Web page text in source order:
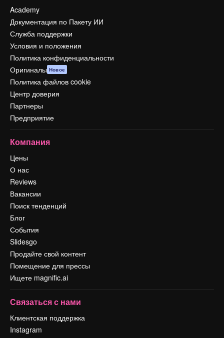
Academy
Документация по Пакету ИИ
Служба поддержки
Условия и положения
Политика конфиденциальности
Оригиналы Новое
Политика файлов cookie
Центр доверия
Партнеры
Предприятие
Компания
Цены
О нас
Reviews
Вакансии
Поиск тенденций
Блог
События
Slidesgo
Продайте свой контент
Помещение для прессы
Ищете magnific.ai
Связаться с нами
Клиентская поддержка
Instagram